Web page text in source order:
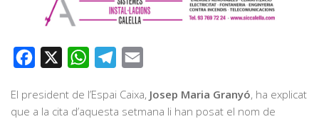
Facebook WhatsAppTelegram
El president de l’Espai Caixa, Josep Maria Granyó, ha explicat
que a la cita d’aquesta setmana li han posat el nom de